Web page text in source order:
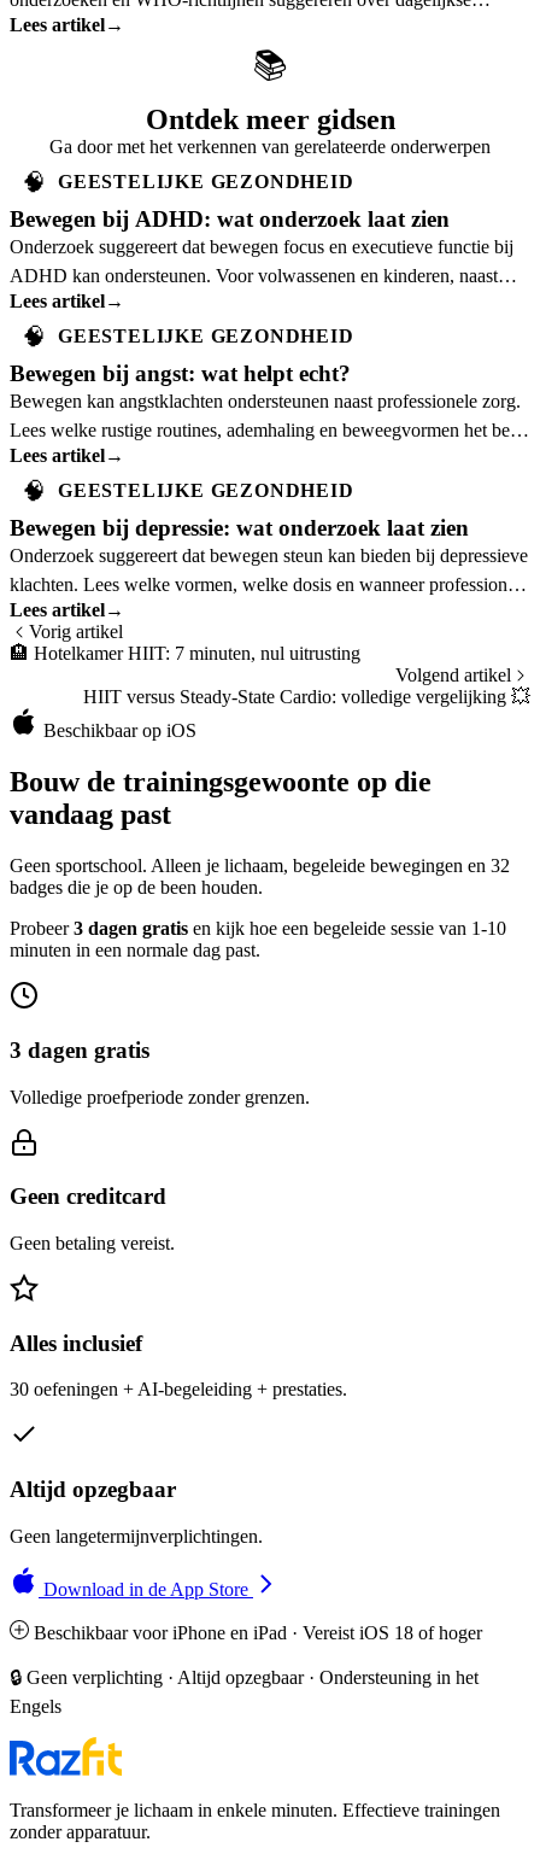
stappen, leeftijd en realistische
Lees artikel→
📚
Ontdek meer gidsen
Ga door met het verkennen van gerelateerde onderwerpen
🧠 GEESTELIJKE GEZONDHEID
Bewegen bij ADHD: wat onderzoek laat zien
Onderzoek suggereert dat bewegen focus en executieve functie bij
ADHD kan ondersteunen. Voor volwassenen en kinderen, naast
professionele zorg.
Lees artikel→
🧠 GEESTELIJKE GEZONDHEID
Bewegen bij angst: wat helpt echt?
Bewegen kan angstklachten ondersteunen naast professionele zorg.
Lees welke rustige routines, ademhaling en beweegvormen het best
passen.
Lees artikel→
🧠 GEESTELIJKE GEZONDHEID
Bewegen bij depressie: wat onderzoek laat zien
Onderzoek suggereert dat bewegen steun kan bieden bij depressieve
klachten. Lees welke vormen, welke dosis en wanneer professionele
hulp nodig is.
Lees artikel→
Vorig artikel
🏨 Hotelkamer HIIT: 7 minuten, nul uitrusting
Volgend artikel
HIIT versus Steady-State Cardio: volledige vergelijking 💥
Beschikbaar op iOS
Bouw de trainingsgewoonte op die
vandaag past
Geen sportschool. Alleen je lichaam, begeleide bewegingen en 32
badges die je op de been houden.
Probeer3 dagen gratis en kijk hoe een begeleide sessie van 1-10
minuten in een normale dag past.
3 dagen gratis
Volledige proefperiode zonder grenzen.
Geen creditcard
Geen betaling vereist.
Alles inclusief
30 oefeningen + AI-begeleiding + prestaties.
Altijd opzegbaar
Geen langetermijnverplichtingen.
Download in de App Store
Beschikbaar voor iPhone en iPad · Vereist iOS 18 of hoger
🔒 Geen verplichting · Altijd opzegbaar · Ondersteuning in het
Engels
Transformeer je lichaam in enkele minuten. Effectieve trainingen
zonder apparatuur.